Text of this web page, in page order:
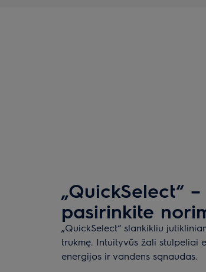
„QuickSelect“
pasirinkite
„QuickSelect“ slankikliu
trukmę. Intuityvūs žali stulpeliai
energijos ir vandens sąnaudas.